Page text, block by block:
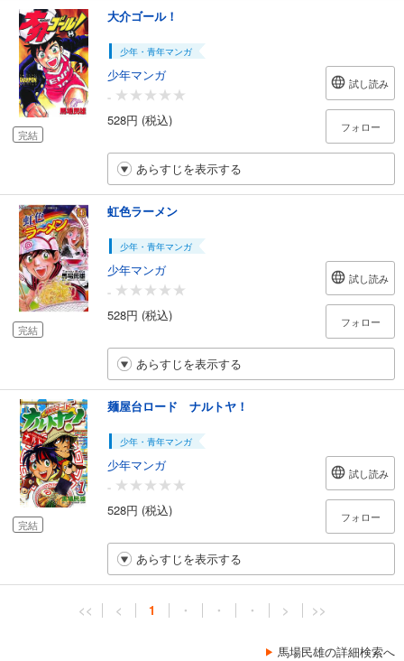
完結
大介ゴール！
少年・青年マンガ
少年マンガ
-
528円 (税込)
試し読み
フォロー
あらすじを表示する
完結
虹色ラーメン
少年・青年マンガ
少年マンガ
-
528円 (税込)
試し読み
フォロー
あらすじを表示する
完結
麺屋台ロード ナルトヤ！
少年・青年マンガ
少年マンガ
-
528円 (税込)
試し読み
フォロー
あらすじを表示する
<< < 1 ・ ・ ・ > >>
馬場民雄の詳細検索へ